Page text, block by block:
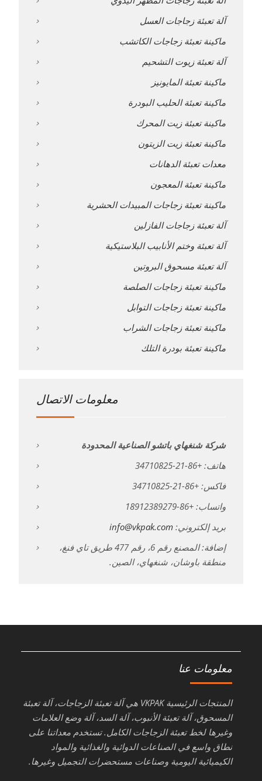
آلة تعبئة زجاجات العسل
ماكينة تعبئة زجاجات الكاتشب
آلة تعبئة زيوت التشحيم
ماكينة تعبئة المايونيز
ماكينة تعبئة الحليب البودرة
ماكينة تعبئة زيت المحرك
ماكينة تعبئة زيت الزيتون
معدات تعبئة الدهانات
ماكينة تعبئة المعجون
ماكينة تعبئة زجاجات المبيدات الحشرية
آلة تعبئة زجاجات الفازلين
آلة تعبئة وختم الأنابيب البلاستيكية
آلة تعبئة مسحوق البروتين
ماكينة تعبئة زجاجات الصلصة
ماكينة تعبئة زجاجات التوابل
ماكينة تعبئة زجاجات الشراب
ماكينة تعبئة بودرة التلك
معلومات الاتصال
شركة شنغهاي باتشو الصناعية المحدودة
هاتف: +86-21-34710825
فاكس: +86-21-34710825
واتساب: +86-18912389279
بريد إلكتروني: info@vkpak.com
إضافة: المصنع رقم 6، رقم 477 طريق تاي فنغ،
منطقة باوشان، شنغهاي، الصين.
معلومات عنا
المنتجات الرئيسية VKPAK هي آلة تعبئة الزجاجات، آلة تعبئة
المسحوق، آلة تعبئة الأنبوب، آلة السد، آلة وضع العلامات
وغيرها لخط تعبئة الزجاجات الكامل. تستخدم معداتنا على
نطاق واسع في الصناعات الدوائية والغذائية والمواد
الكيميائية اليومية وصناعات مستحضرات التجميل وغيرها.